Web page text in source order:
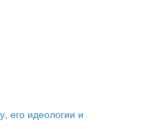
его идеологии и